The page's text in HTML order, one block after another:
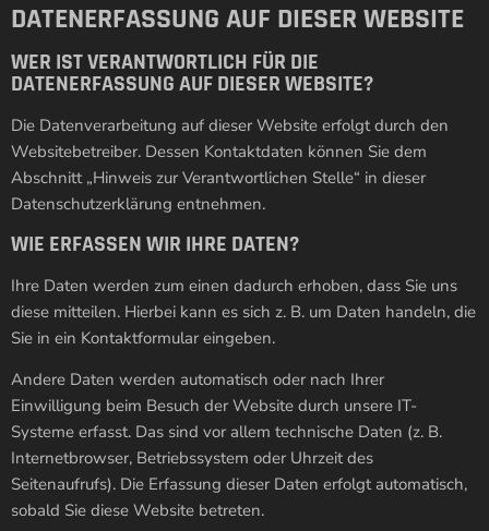
DATENERFASSUNG AUF DIESER WEBSITE
WER IST VERANTWORTLICH FÜR DIE
DATENERFASSUNG AUF DIESER WEBSITE?
Die Datenverarbeitung auf dieser Website erfolgt durch den
Websitebetreiber. Dessen Kontaktdaten können Sie dem
Abschnitt „Hinweis zur Verantwortlichen Stelle“ in dieser
Datenschutzerklärung entnehmen.
WIE ERFASSEN WIR IHRE DATEN?
Ihre Daten werden zum einen dadurch erhoben, dass Sie uns
diese mitteilen. Hierbei kann es sich z. B. um Daten handeln, die
Sie in ein Kontaktformular eingeben.
Andere Daten werden automatisch oder nach Ihrer
Einwilligung beim Besuch der Website durch unsere IT-
Systeme erfasst. Das sind vor allem technische Daten (z. B.
Internetbrowser, Betriebssystem oder Uhrzeit des
Seitenaufrufs). Die Erfassung dieser Daten erfolgt automatisch,
sobald Sie diese Website betreten.